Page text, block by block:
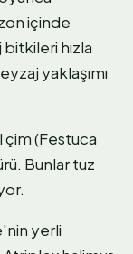
içinde
hızla
yaklaşımı
(Festuca
Bunlar tuz
yerli